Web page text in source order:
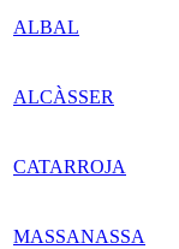
ALBAL
ALCÀSSER
CATARROJA
MASSANASSA